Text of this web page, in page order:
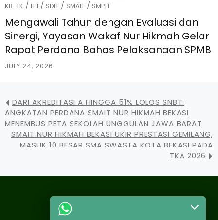
KB-TK / LPI / SDIT / SMAIT / SMPIT
Mengawali Tahun dengan Evaluasi dan
Sinergi, Yayasan Wakaf Nur Hikmah Gelar
Rapat Perdana Bahas Pelaksanaan SPMB
JULY 24, 2026
DARI AKREDITASI A HINGGA 51% LOLOS SNBT:
ANGKATAN PERDANA SMAIT NUR HIKMAH BEKASI
MENEMBUS PETA SEKOLAH UNGGULAN JAWA BARAT
SMAIT NUR HIKMAH BEKASI UKIR PRESTASI GEMILANG,
MASUK 10 BESAR SMA SWASTA KOTA BEKASI PADA
TKA 2026